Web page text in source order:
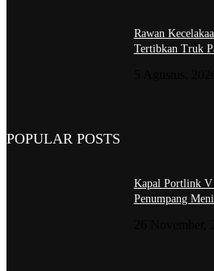
Rawan
Tertibkan Truk
POPULAR POSTS
Kapal Portlink V
Penumpang